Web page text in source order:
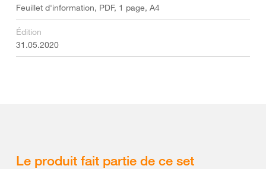
Feuillet d'information, PDF, 1 page, A4
Édition
31.05.2020
Le produit fait partie de ce set